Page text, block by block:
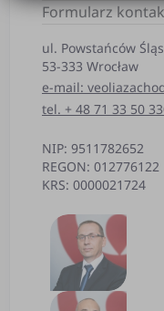
Formularz
ul. Powstańców
53-333 Wrocław
e-mail:
tel. + 48 71 33 50
NIP: 9511782652
REGON: 012776122
KRS: 0000021724